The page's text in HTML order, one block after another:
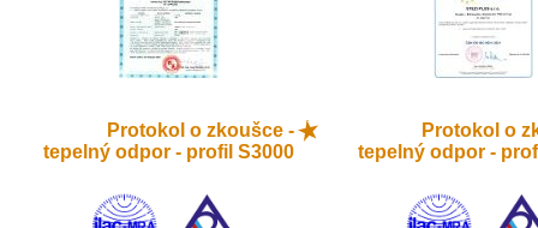
Protokol o zkoušce -
tepelný odpor - profil S3000
Protokol o
tepelný odpor -